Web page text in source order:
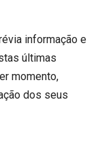
informação e
últimas
momento,
dos seus